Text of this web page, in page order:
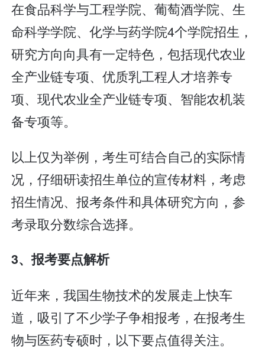
在食品科学与工程学院、葡萄酒学院、生
命科学学院、化学与药学院4个学院招生，
研究方向向具有一定特色，包括现代农业
全产业链专项、优质乳工程人才培养专
项、现代农业全产业链专项、智能农机装
备专项等。
以上仅为举例，考生可结合自己的实际情
况，仔细研读招生单位的宣传材料，考虑
招生情况、报考条件和具体研究方向，参
考录取分数综合选择。
3、报考要点解析
近年来，我国生物技术的发展走上快车
道，吸引了不少学子争相报考，在报考生
物与医药专硕时，以下要点值得关注。